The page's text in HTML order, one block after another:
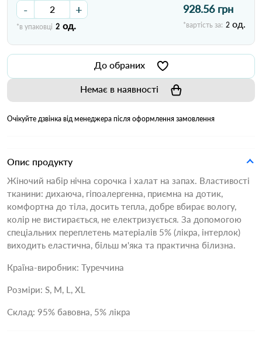
- +
*в упаковці 2 од.
928.56 грн
*вартість за: 2 од.
До обраних
Немає в наявності
Очікуйте дзвінка від менеджера після оформлення замовлення
Опис продукту
Жіночий набір нічна сорочка і халат на запах. Властивості
тканини: дихаюча, гіпоалергенна, приємна на дотик,
комфортна до тіла, досить тепла, добре вбирає вологу,
колір не вистирається, не електризується. За допомогою
спеціальних переплетень матеріалів 5% (лікра, інтерлок)
виходить еластична, більш м'яка та практична білизна.
Країна-виробник: Туреччина
Розміри: S, М, L, XL
Склад: 95% бавовна, 5% лікра